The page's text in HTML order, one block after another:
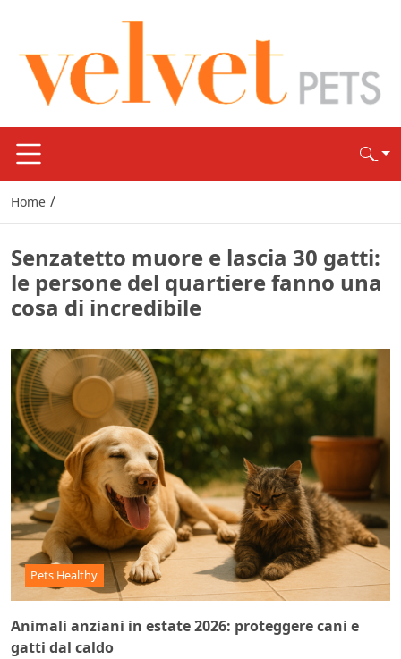
Home /
Senzatetto muore e lascia 30 gatti:
le persone del quartiere fanno una
cosa di incredibile
Pets Healthy
Animali anziani in estate 2026: proteggere cani e
gatti dal caldo